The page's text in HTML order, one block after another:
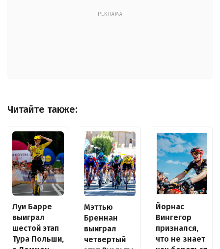
РЕКЛАМА
Читайте также:
Луи Барре
выиграл
шестой этап
Тура Польши,
Мэттью
Бреннан
выиграл
четвертый
Йорнас
Вингегор
признался,
что не знает